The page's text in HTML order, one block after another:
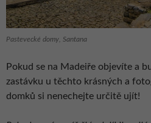
Pastevecké domy, Santana
Pokud se na Madeiře objevíte a
zastávku u těchto krásných a
domků si nenechejte určitě ujít!